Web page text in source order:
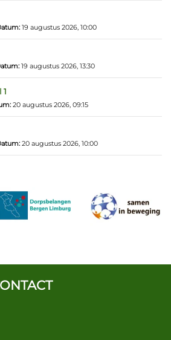
19 augustus 2026, 10:00
19 augustus 2026, 13:30
20 augustus 2026, 09:15
20 augustus 2026, 10:00